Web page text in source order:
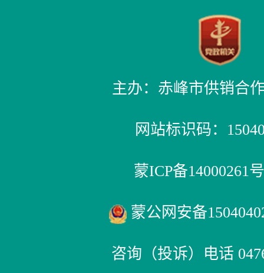
主办：赤峰市供销合
网站标识码：
蒙ICP备14000261
蒙公网安备
咨询（投诉）电话